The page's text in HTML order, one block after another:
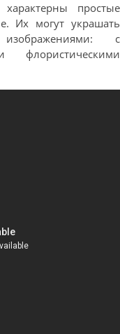
простые
Их могут украшать
с
флористическими